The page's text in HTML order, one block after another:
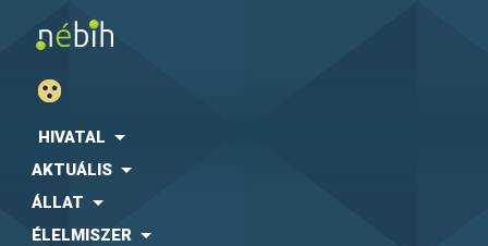
HIVATAL
AKTUÁLIS
ÁLLAT
ÉLELMISZER